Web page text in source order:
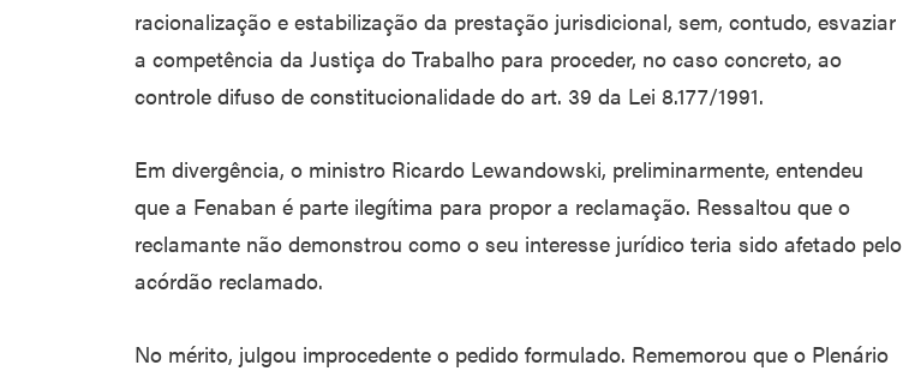
racionalização e estabilização da prestação jurisdicional, sem, contudo, esvaziar
a competência da Justiça do Trabalho para proceder, no caso concreto, ao
controle difuso de constitucionalidade do art. 39 da Lei 8.177/1991.
Em divergência, o ministro Ricardo Lewandowski, preliminarmente, entendeu
que a Fenaban é parte ilegítima para propor a reclamação. Ressaltou que o
reclamante não demonstrou como o seu interesse jurídico teria sido afetado pelo
acórdão reclamado.
No mérito, julgou improcedente o pedido formulado. Rememorou que o Plenário